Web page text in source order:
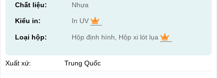
Chất liệu: Nhựa
Kiểu in: In UV
Loại hộp: Hộp định hình, Hộp xi lót lụa
Xuất xứ: Trung Quốc